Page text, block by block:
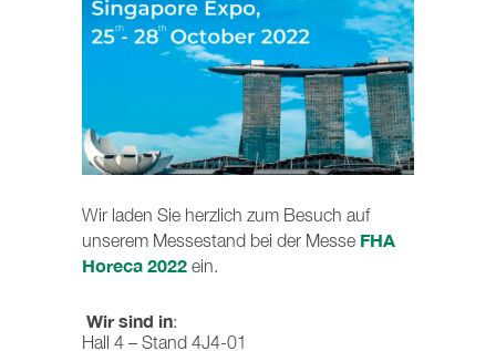
Wir laden Sie herzlich zum Besuch auf
unserem Messestand bei der Messe FHA
Horeca 2022 ein.
Wir sind in:
Hall 4 – Stand 4J4-01